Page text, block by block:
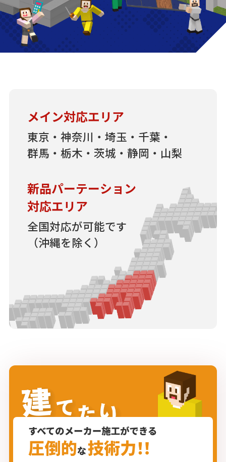
メイン対応エリア
東京・神奈川・埼玉・千葉・
群馬・栃木・茨城・静岡・山梨
新品パーテーション
対応エリア
全国対応が可能です
（沖縄を除く）